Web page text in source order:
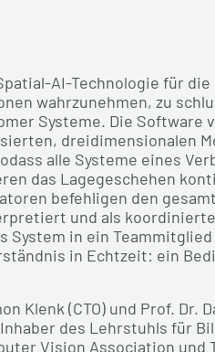
AI-Technologie für
wahrzunehmen, zu
Systeme. Die Software
dreidimensionalen
alle Systeme eines
das Lagegeschehen
befehligen den
und als
in ein
in Echtzeit: ein
Klenk (CTO) und Prof. Dr.
des Lehrstuhls für
Vision Association